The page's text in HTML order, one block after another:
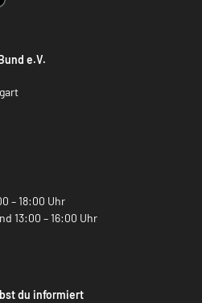
e.V.
– 18:00 Uhr
13:00 – 16:00 Uhr
du informiert